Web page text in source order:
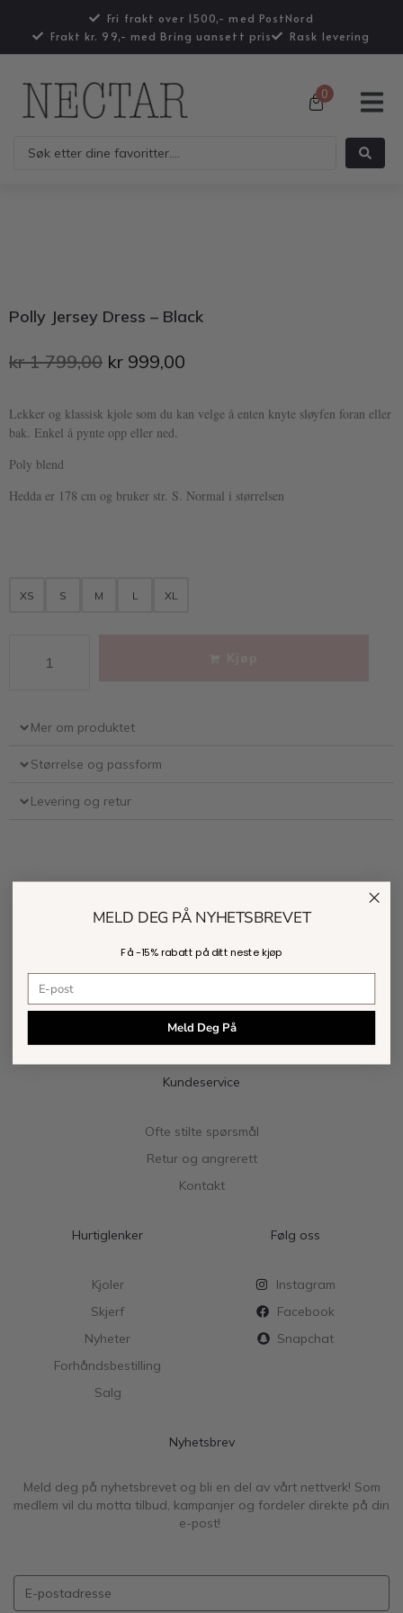
Fri frakt over 1500,- med PostNord
Frakt kr. 99,- med Bring uansett pris
Rask levering
0
Polly Jersey Dress – Black
kr1 799,00 kr 999,00
Lekker og klassisk kjole som du kan velge å enten knyte sløyfen foran eller
bak. Enkel å pynte opp eller ned.
Poly blend
Hedda er 178 cm og bruker str. S. Normal i størrelsen
XS S M L XL
Mer om produktet
Størrelse og passform
Levering og retur
Kundeservice
Ofte stilte spørsmål
Retur og angrerett
Kontakt
Hurtiglenker
Kjoler
Skjerf
Nyheter
Forhåndsbestilling
Salg
Følg oss
Instagram
Facebook
Snapchat
Nyhetsbrev
Meld deg på nyhetsbrevet og bli en del av vårt nettverk! Som
medlem vil du motta tilbud, kampanjer og fordeler direkte på din
e-post!
MELD DEG PÅ NYHETSBREVET
Få -15% rabattpå ditt neste kjøp
E-postadresse
Meld Deg På